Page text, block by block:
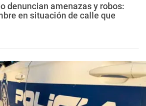
denuncian amenazas y robos:
en situación de calle que